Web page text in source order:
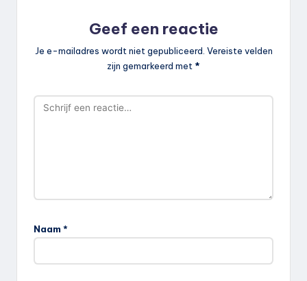
Geef een reactie
Je e-mailadres wordt niet gepubliceerd. Vereiste velden
zijn gemarkeerd met *
Naam *